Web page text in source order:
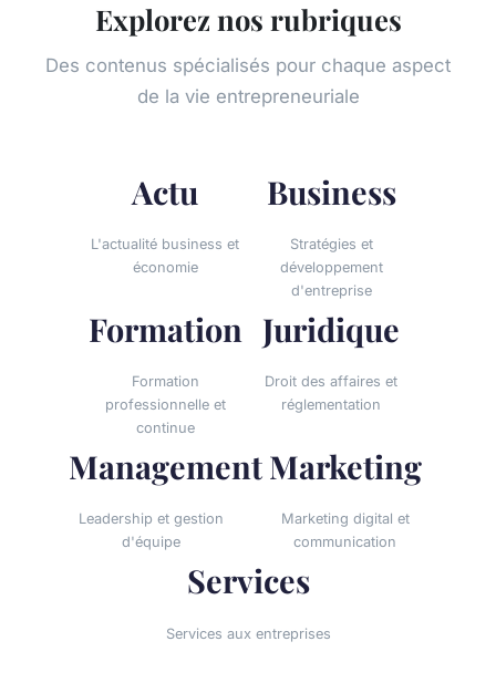
Explorez nos rubriques
Des contenus spécialisés pour chaque aspect
de la vie entrepreneuriale
Actu
L'actualité business et
économie
Business
Stratégies et
développement
d'entreprise
Formation
Formation
professionnelle et
continue
Juridique
Droit des affaires et
réglementation
Management
Leadership et gestion
d'équipe
Marketing
Marketing digital et
communication
Services
Services aux entreprises